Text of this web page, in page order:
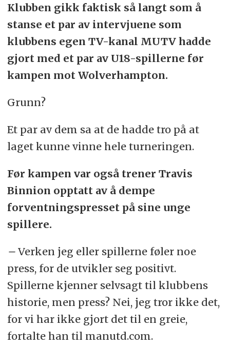
Klubben gikk faktisk så langt som å
stanse et par av intervjuene som
klubbens egen TV-kanal MUTV hadde
gjort med et par av U18-spillerne før
kampen mot Wolverhampton.
Grunn?
Et par av dem sa at de hadde tro på at
laget kunne vinne hele turneringen.
Før kampen var også trener Travis
Binnion opptatt av å dempe
forventningspresset på sine unge
spillere.
– Verken jeg eller spillerne føler noe
press, for de utvikler seg positivt.
Spillerne kjenner selvsagt til klubbens
historie, men press? Nei, jeg tror ikke det,
for vi har ikke gjort det til en greie,
fortalte han til manutd.com.